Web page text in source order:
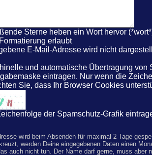
Sterne heben ein Wort hervor
erlaubt
E-Mail-Adresse wird nicht
und automatische Übertragung
eintragen. Nur wenn die
Sie, dass Ihr Browser Cookies
der Spamschutz-Grafik
wird beim Absenden für maximal 2 Tage
werden Deine eingegebenen Daten einen
auch nicht tun. Der Name darf gerne, muss aber